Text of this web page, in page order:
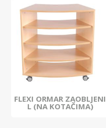
FLEXI ORMAR ZAOBLJENI
L (NA KOTAČIMA)